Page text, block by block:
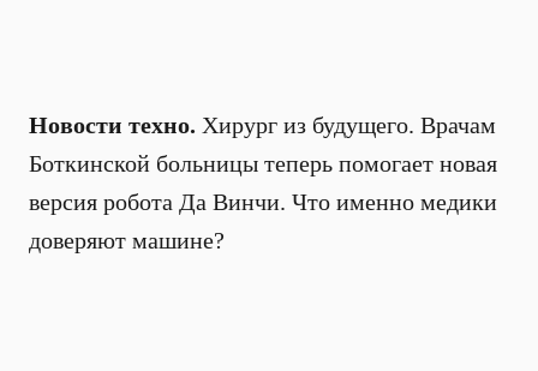
Новости техно. Хирург из будущего. Врачам
Боткинской больницы теперь помогает новая
версия робота Да Винчи. Что именно медики
доверяют машине?